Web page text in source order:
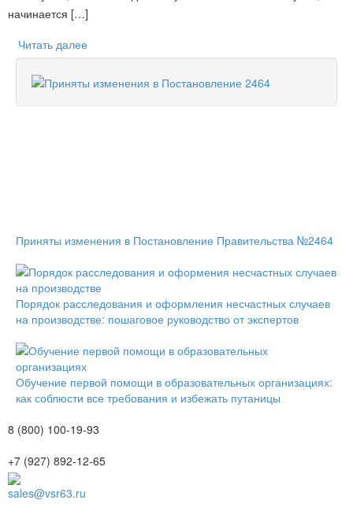
начинается […]
Читать далее
Приняты изменения в Постановление Правительства №2464
Порядок расследования и оформления несчастных случаев
на производстве: пошаговое руководство от экспертов
Обучение первой помощи в образовательных организациях:
как соблюсти все требования и избежать путаницы
8 (800) 100-19-93
+7 (927) 892-12-65
sales@vsr63.ru